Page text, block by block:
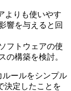
よりも使いやす
響を与えると回
フトウェアの使
の構築を検討。
ルールをシンプル
決定したことを